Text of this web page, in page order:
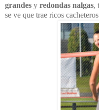
grandes y redondas nalgas,
se ve que trae ricos